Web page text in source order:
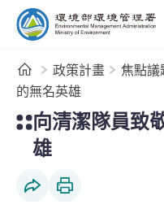
跳到主要內容區塊
首頁政策計畫 焦點議
的無名英雄
向清潔隊員致
雄